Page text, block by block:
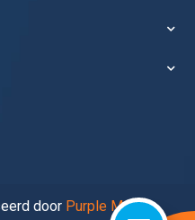
door Purple Media